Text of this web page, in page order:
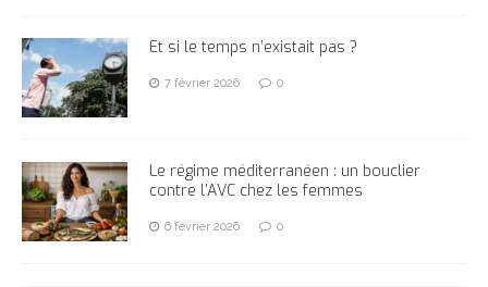
Et si le temps n’existait pas ?
7 février 2026 0
Le régime méditerranéen : un bouclier
contre l’AVC chez les femmes
6 février 2026 0